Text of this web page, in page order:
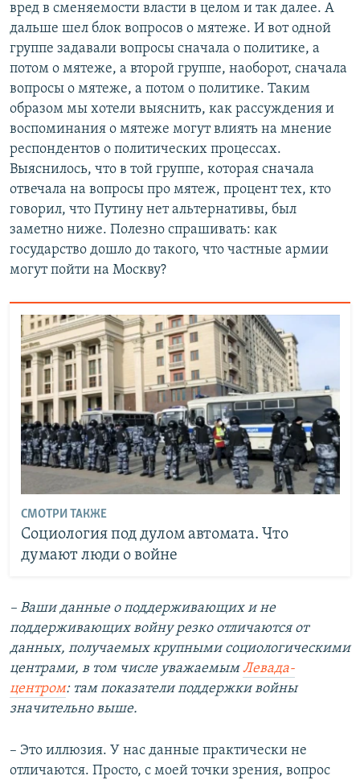
вред в сменяемости власти в целом и так далее. А
дальше шел блок вопросов о мятеже. И вот одной
группе задавали вопросы сначала о политике, а
потом о мятеже, а второй группе, наоборот, сначала
вопросы о мятеже, а потом о политике. Таким
образом мы хотели выяснить, как рассуждения и
воспоминания о мятеже могут влиять на мнение
респондентов о политических процессах.
Выяснилось, что в той группе, которая сначала
отвечала на вопросы про мятеж, процент тех, кто
говорил, что Путину нет альтернативы, был
заметно ниже. Полезно спрашивать: как
государство дошло до такого, что частные армии
могут пойти на Москву?
СМОТРИ ТАКЖЕ
Социология под дулом автомата. Что
думают люди о войне
– Ваши данные о поддерживающих и не
поддерживающих войну резко отличаются от
данных, получаемых крупными социологическими
центрами, в том числе уважаемымЛевада-
центром: там показатели поддержки войны
значительно выше.
– Это иллюзия. У нас данные практически не
отличаются. Просто, с моей точки зрения, вопрос